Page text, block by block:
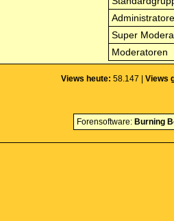
Super
Moderatoren
Views heute: 58.147 | Views
Forensoftware: Burning